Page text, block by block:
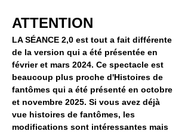
ATTENTION
LA SÉANCE 2,0 est tout a fait différente
de la version qui a été présentée en
février et mars 2024. Ce spectacle est
beaucoup plus proche d'Histoires de
fantômes qui a été présenté en octobre
et novembre 2025. Si vous avez déjà
vue histoires de fantômes, les
modifications sont intéressantes mais